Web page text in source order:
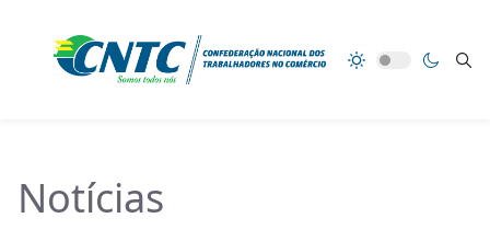
Notícias